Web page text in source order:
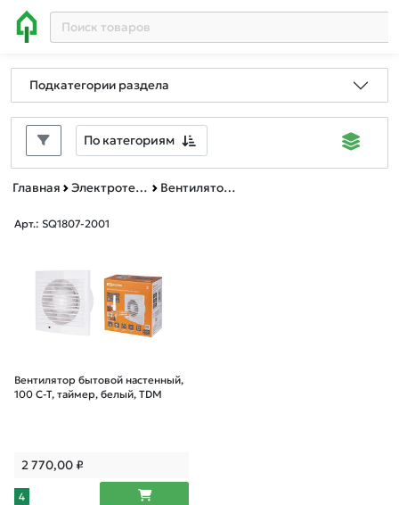
Подкатегории раздела
По категориям
Главная Электротехническая продукция Вентиляторы и аксессуары
Арт.: SQ1807-2001
Вентилятор бытовой настенный,
100 С-Т, таймер, белый, TDM
2 770,00₽
4